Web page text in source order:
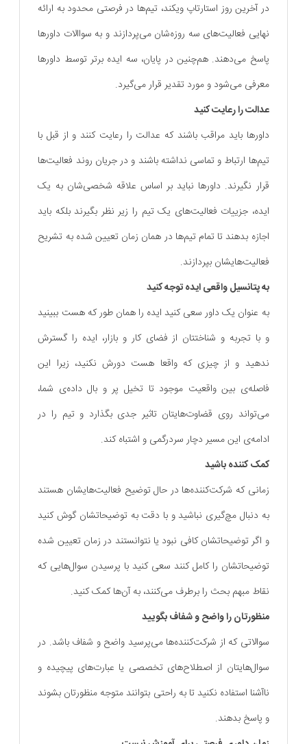
در آخرین روز استارتاپ ویکند، تیم‌ها در فرصتی محدود به ارائه
نهایی فعالیت‌های سه روزه‌شان می‌پردازند و به سواالات داورها
پاسخ می‌دهند. هم‌چنین در پایان، سه ایده برتر توسط داورها
معرفی می‌شود و مورد تقدیر قرار می‌گیرد.
عدالت را رعایت کنید
داورها باید مراقب باشند که عدالت را رعایت کنند و از قبل با
تیم‌ها ارتباط و تماسی نداشته باشند و در جریان روند فعالیت‌ها
قرار نگیرند. داورها نباید بر اساس علاقه شخصی‌شان به یک
ایده، جزییات فعالیت‌های یک تیم را زیر نظر بگیرند بلکه باید
اجازه بدهند تا تمام تیم‌ها در همان زمان تعیین شده به تشریح
فعالیت‌هایشان بپردازند.
به پتانسیل واقعی ایده توجه کنید
به عنوان یک داور سعی کنید ایده را همان طور که هست ببینید
و با تجربه و شناختتان از فضای کار و بازار، ایده را گسترش
ندهید و از چیزی که واقعا هست دورش نکنید، زیرا این
فاصله‌ی بین واقعیت موجود تا تخیل پر و بال داده‌ی شما،
می‌تواند روی قضاوت‌هایتان تاثیر جدی بگذارد و تیم را در
ادامه‌ی این مسیر دچار سردرگمی و اشتباه کند.
کمک کننده باشید
زمانی که شرکت‌کننده‌ها در حال توضیح فعالیت‌هایشان هستند
به دنبال مچ‌گیری نباشید و با دقت به توضیحاتشان گوش کنید
و اگر توضیحاتشان کافی نبود یا نتوانستند در زمان تعیین شده
توضیحاتشان را کامل کنند سعی کنید با پرسیدن سوال‌هایی که
نقاط مبهم بحث را برطرف می‌کنند، به آن‌ها کمک کنید.
منظورتان را واضح و شفاف بگویید
سوالاتی که از شرکت‌کننده‌ها می‌پرسید واضح و شفاف باشد. در
سوال‌هایتان از اصطلاح‌های تخصصی یا عبارت‌های پیچیده و
ناآشنا استفاده نکنید تا به راحتی بتوانند متوجه منظورتان بشوند
و پاسخ بدهند.